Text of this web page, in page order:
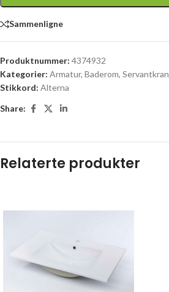
Sammenligne
Produktnummer: 4374932
Kategorier: Armatur, Baderom, Servantkran
Stikkord: Alterna
Share:
Relaterte produkter